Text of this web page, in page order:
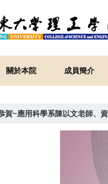
關於本院 成員簡介
賀~應用科學系陳以文老師、